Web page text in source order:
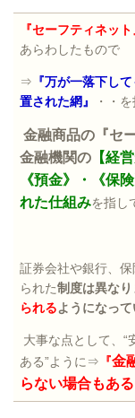
『セーフティネット
あらわしたもので
⇒ 『万が一落下し
置された網』
・・
金融商品の『セ
金融機関の 【経
《預金》・《保
れた仕組みを指し
証券会社や銀行、
られた制度は異なり
られるようになって
大事な点として、“
ある”ように⇒ 『金
らない場合もある